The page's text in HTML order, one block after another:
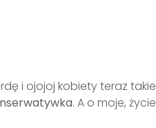
i ojojoj kobiety teraz takie
. A o moje, życie